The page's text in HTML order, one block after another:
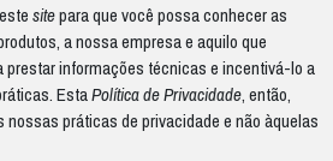
sitepara que você possa conhecer as
a nossa empresa e aquilo que
prestar informações técnicas e incentivá-lo a
EstaPolítica de Privacidade, então,
práticas de privacidade e não àquelas